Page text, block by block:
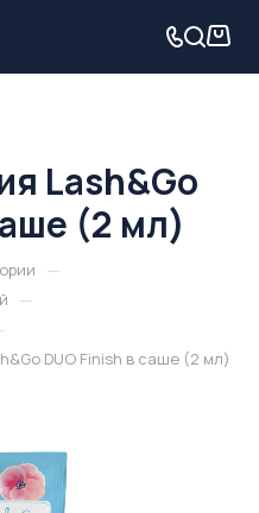
Lash&Go
(2 мл)
—
—
DUO Finish в саше (2 мл)